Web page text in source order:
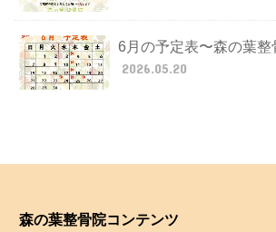
6月の予定表〜森の葉整
2026.05.20
森の葉整骨院コンテンツ